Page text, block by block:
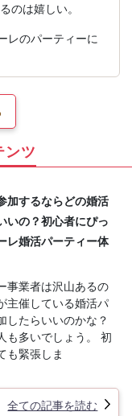
のは嬉しい。
のパーティーに
ンツ
加するならどの婚活
いの？初心者にぴっ
レ婚活パーティー体
事業者は沢山あるの
主催している婚活パ
したらいいのかな？
も多いでしょう。 初
も緊張しま
全ての記事を読む